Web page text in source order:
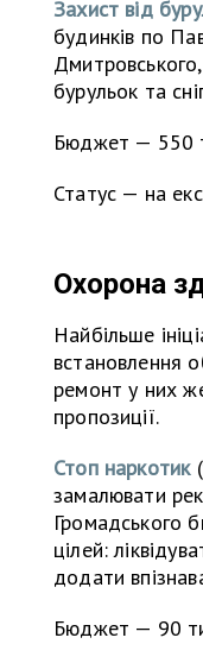
Захист від
будинків по
бурульок та
Бюджет — 550
Статус — на
Охорона
Найбільше
встановлення
ремонт у них
пропозиції.
Стоп наркотик
замалювати
Громадського
цілей:
додати
Бюджет — 90